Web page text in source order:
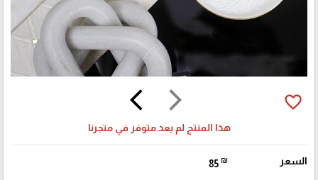
arrow_forward_ios
arrow_back_ios favorite_border
هذا المنتج لم يعد متوفر في متجرنا
السعر 85 ₪